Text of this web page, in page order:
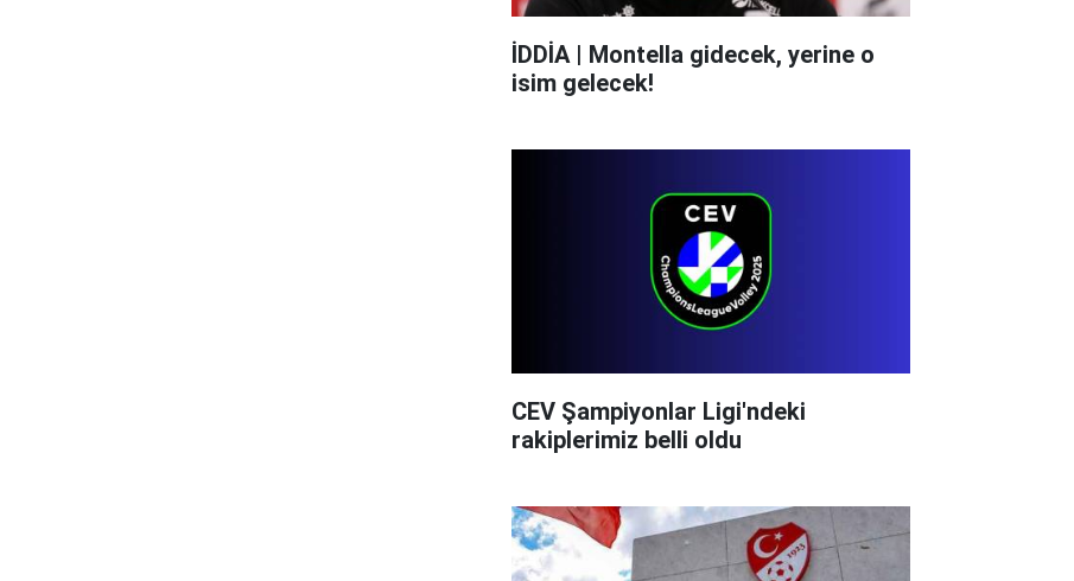
İDDİA | Montella gidecek, yerine o
isim gelecek!
CEV Şampiyonlar Ligi'ndeki
rakiplerimiz belli oldu